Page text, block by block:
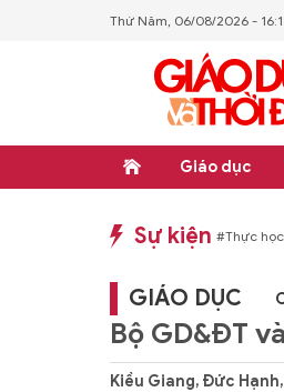
Thứ Năm, 06/08/2026 -
Giáo dục
Sự kiện
#Thực học - Thực nghiệp #Tổng rà
GIÁO DỤC
Bộ GD&ĐT
Kiều Giang, Đức